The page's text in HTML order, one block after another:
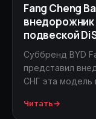
Fang Cheng
подвеской
Суббренд BYD
представил
СНГ эта модель
Читать→